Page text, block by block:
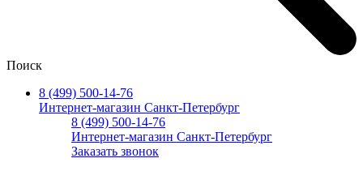
Поиск
8 (499) 500-14-76
Интернет-магазин Санкт-Петербург
8 (499) 500-14-76
Интернет-магазин Санкт-Петербург
Заказать звонок